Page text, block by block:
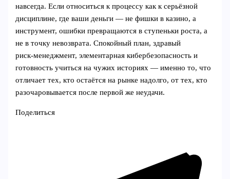
навсегда. Если относиться к процессу как к серьёзной
дисциплине, где ваши деньги — не фишки в казино, а
инструмент, ошибки превращаются в ступеньки роста, а
не в точку невозврата. Спокойный план, здравый
риск‑менеджмент, элементарная кибербезопасность и
готовность учиться на чужих историях — именно то, что
отличает тех, кто остаётся на рынке надолго, от тех, кто
разочаровывается после первой же неудачи.
Поделиться